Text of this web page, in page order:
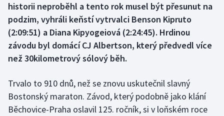
Florbal
Futsal
Golf
Gymnastika
historii neproběhl a tento rok musel být přesunut na
podzim, vyhráli keňstí vytrvalci Benson Kipruto
(2:09:51) a Diana Kipyogeiová (2:24:45). Hrdinou
závodu byl domácí CJ Albertson, který předvedl více
než 30kilometrový sólový běh.
Trvalo to 910 dnů, než se znovu uskutečnil slavný
Bostonský maraton. Závod, který podobně jako klání
Běchovice-Praha oslavil 125. ročník, si v loňském roce